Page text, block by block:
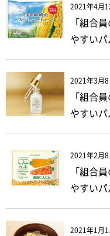
2021年4月
「組合
やすい
2021年3月8
「組合
やすい
2021年2月8
「組合
やすい
2021年1月